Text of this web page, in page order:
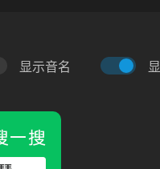
显示音名